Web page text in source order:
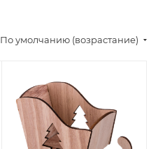
По умолчанию (возрастание)